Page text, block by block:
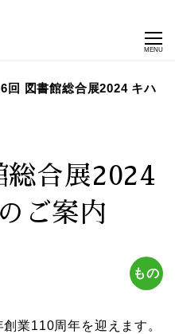
MENU
回 図書館総合展2024 キハ
総合展2024
ご案内
もの
業110周年を迎えます。